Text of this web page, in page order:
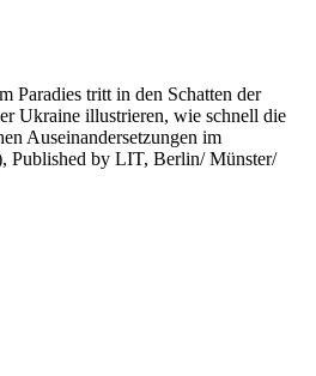
Paradies tritt in den Schatten der
Ukraine illustrieren, wie schnell die
Auseinandersetzungen im
Published by LIT, Berlin/ Münster/